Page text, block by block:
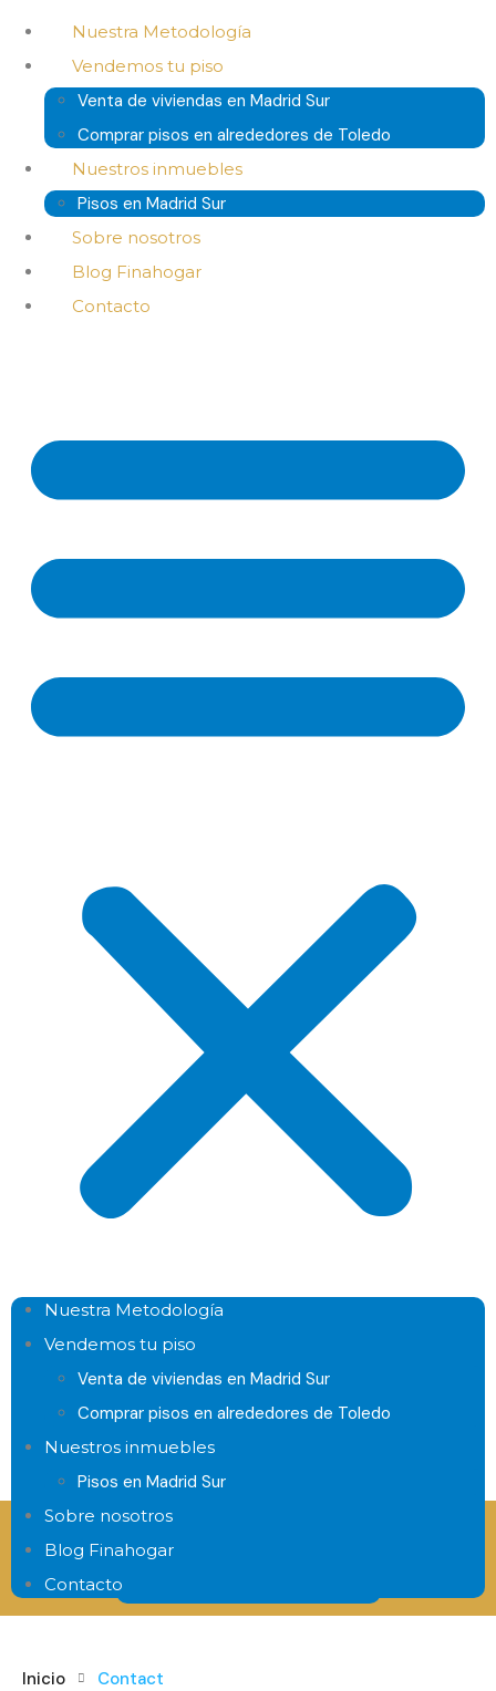
Nuestra Metodología
Vendemos tu piso
Venta de viviendas en Madrid Sur
Comprar pisos en alrededores de Toledo
Nuestros inmuebles
Pisos en Madrid Sur
Sobre nosotros
Blog Finahogar
Contacto
Nuestra Metodología
Vendemos tu piso
Venta de viviendas en Madrid Sur
Comprar pisos en alrededores de Toledo
Nuestros inmuebles
Pisos en Madrid Sur
Sobre nosotros
Blog Finahogar
Contacto
Consigue hasta el 100% de tu hipoteca
Inicio Contact